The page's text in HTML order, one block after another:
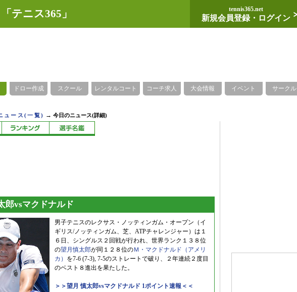
テニス365」 tennis365.net
新規会員登録・ログイン
ドロー作成 スクール レンタルコート コーチ求人 大会情報 イベント サークル
ュース(一覧) →今日のニュース(詳細)
郎vsマクドナルド
男子テニスのレクサス・ノッティンガム・オープン（イ
ギリス/ノッティンガム、芝、ATPチャレンジャー）は１
６日、シングルス２回戦が行われ、世界ランク１３８位
の望月慎太郎が同１２８位のＭ・マクドナルド（アメリ
カ） を7-6 (7-3), 7-5のストレートで破り、２年連続２度目
のベスト８進出を果たした。
＞＞望月 慎太郎vsマクドナルド 1ポイント速報＜＜